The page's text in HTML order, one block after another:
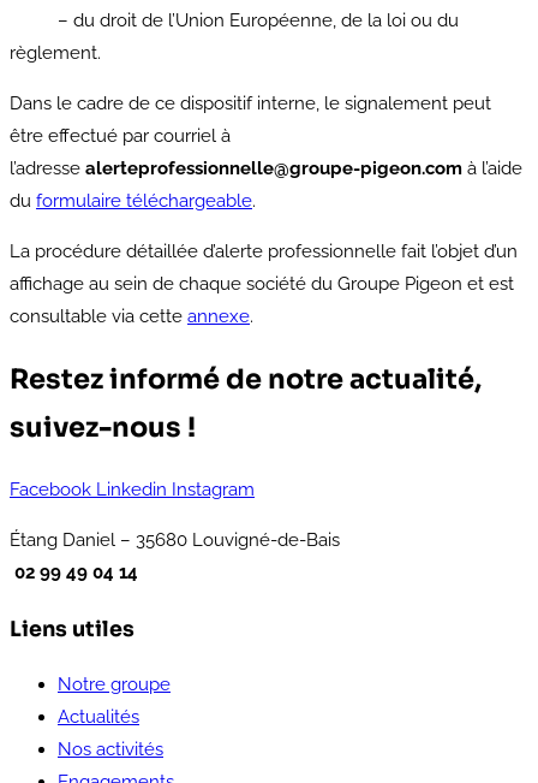
– du droit de l’Union Européenne, de la loi ou du
règlement.
Dans le cadre de ce dispositif interne, le signalement peut
être effectué par courriel à
l’adresse alerteprofessionnelle@groupe-pigeon.com à l’aide
du formulaire téléchargeable.
La procédure détaillée d’alerte professionnelle fait l’objet d’un
affichage au sein de chaque société du Groupe Pigeon et est
consultable via cette annexe.
Restez informé de notre actualité,
suivez-nous !
Facebook Linkedin Instagram
Étang Daniel – 35680 Louvigné-de-Bais
02 99 49 04 14
Liens utiles
Notre groupe
Actualités
Nos activités